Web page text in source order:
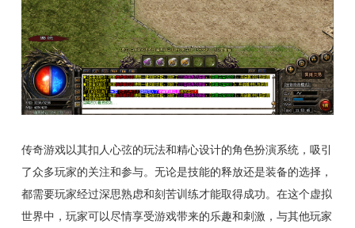
传奇游戏以其扣人心弦的玩法和精心设计的角色扮演系统，吸引
了众多玩家的关注和参与。无论是技能的释放还是装备的选择，
都需要玩家经过深思熟虑和刻苦训练才能取得成功。在这个虚拟
世界中，玩家可以尽情享受游戏带来的乐趣和刺激，与其他玩家